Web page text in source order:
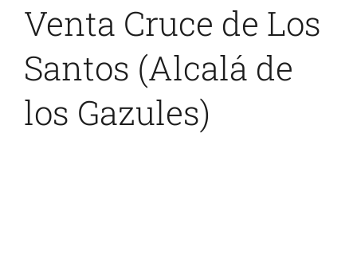
Venta Cruce de Los
Santos (Alcalá de
los Gazules)